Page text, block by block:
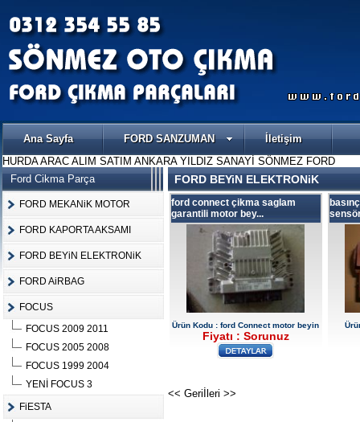
Ana Sayfa FORD SANZUMAN
İletişim
HURDA ARAC ALIM SATIM ANKARA YILDIZ SANAYİ SÖNMEZ FORD
Ford Cikma Parça
FORD MEKANiK MOTOR
FORD KAPORTA AKSAMI
FORD BEYiN ELEKTRONiK
FORD AiRBAG
FOCUS
FOCUS 2009 2011
FOCUS 2005 2008
FOCUS 1999 2004
YENİ FOCUS 3
FiESTA
FORD BEYiN ELEKTRONiK
ford connect çikma saglam
garantili motor bey...
Ürün Kodu : ford Connect motor beyin
Fiyatı : Sorunuz
<< Geri İleri >>